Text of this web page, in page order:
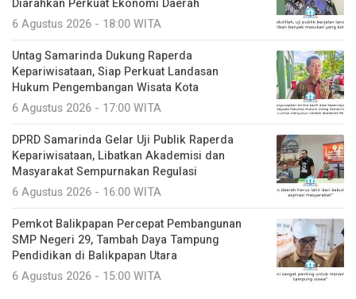
Diarahkan Perkuat Ekonomi Daerah
6 Agustus 2026 - 18:00 WITA
Untag Samarinda Dukung Raperda
Kepariwisataan, Siap Perkuat Landasan
Hukum Pengembangan Wisata Kota
6 Agustus 2026 - 17:00 WITA
DPRD Samarinda Gelar Uji Publik Raperda
Kepariwisataan, Libatkan Akademisi dan
Masyarakat Sempurnakan Regulasi
6 Agustus 2026 - 16:00 WITA
Pemkot Balikpapan Percepat Pembangunan
SMP Negeri 29, Tambah Daya Tampung
Pendidikan di Balikpapan Utara
6 Agustus 2026 - 15:00 WITA